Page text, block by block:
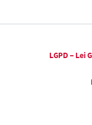
LGPD – Lei